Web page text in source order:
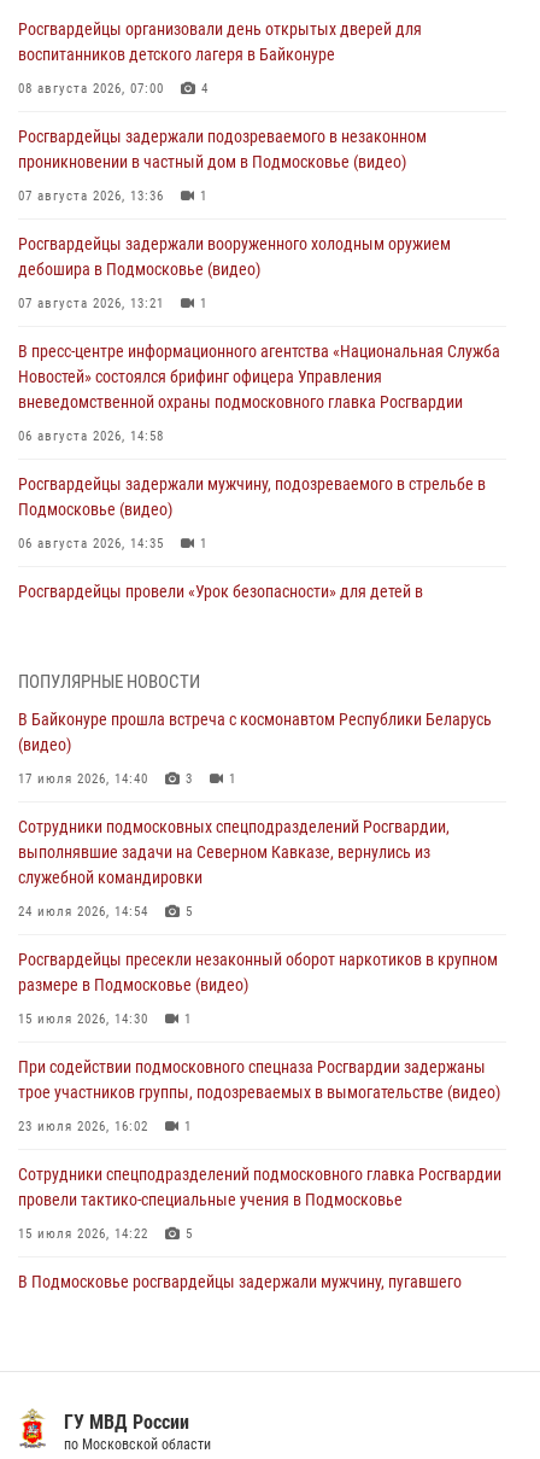
Росгвардейцы организовали день открытых дверей для
воспитанников детского лагеря в Байконуре
08 августа 2026, 07:00 4
Росгвардейцы задержали подозреваемого в незаконном
проникновении в частный дом в Подмосковье (видео)
07 августа 2026, 13:36 1
Росгвардейцы задержали вооруженного холодным оружием
дебошира в Подмосковье (видео)
07 августа 2026, 13:21 1
В пресс-центре информационного агентства «Национальная Служба
Новостей» состоялся брифинг офицера Управления
вневедомственной охраны подмосковного главка Росгвардии
06 августа 2026, 14:58
Росгвардейцы задержали мужчину, подозреваемого в стрельбе в
Подмосковье (видео)
06 августа 2026, 14:35 1
Росгвардейцы провели «Урок безопасности» для детей в
подозреваемые в организации незаконной миграции и
изготовлении поддельных документов (видео)
05 августа 2026, 15:48
Сотрудники спецподразделения подмосковного главка Росгвардии
отработали навыки огневой подготовки на комплексных учениях
04 августа 2026, 12:21
сигналам «Тревога» с охраняемых объектов в Подмосковье
04 августа 2026, 12:15
(видео)
03 августа 2026, 15:32
ПОПУЛЯРНЫЕ НОВОСТИ
В Байконуре прошла встреча с космонавтом Республики Беларусь
(видео)
17 июля 2026, 14:40 3 1
Сотрудники подмосковных спецподразделений Росгвардии,
выполнявшие задачи на Северном Кавказе, вернулись из
служебной командировки
24 июля 2026, 14:54 5
Росгвардейцы пресекли незаконный оборот наркотиков в крупном
размере в Подмосковье (видео)
15 июля 2026, 14:30 1
При содействии подмосковного спецназа Росгвардии задержаны
трое участников группы, подозреваемых в вымогательстве (видео)
23 июля 2026, 16:02 1
Сотрудники спецподразделений подмосковного главка Росгвардии
провели тактико-специальные учения в Подмосковье
15 июля 2026, 14:22 5
В Подмосковье росгвардейцы задержали мужчину, пугавшего
федеральном розыске (видео)
22 июля 2026, 14:15 1
ГУ МВД России
по Московской области